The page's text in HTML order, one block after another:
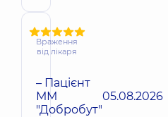
Враження
від лікаря
– Пацієнт
ММ
"Добробут"
05.08.2026